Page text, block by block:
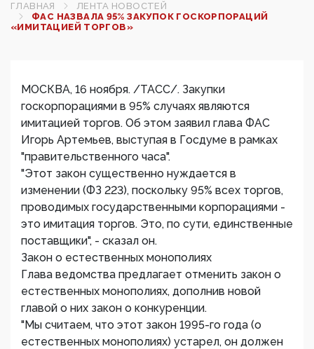
ГЛАВНАЯ
ЛЕНТА НОВОСТЕЙ
ФАС НАЗВАЛА 95% ЗАКУПОК ГОСКОРПОРАЦИЙ
«ИМИТАЦИЕЙ ТОРГОВ»
МОСКВА, 16 ноября. /ТАСС/. Закупки
госкорпорациями в 95% случаях являются
имитацией торгов. Об этом заявил глава ФАС
Игорь Артемьев, выступая в Госдуме в рамках
"правительственного часа".
"Этот закон существенно нуждается в
изменении (ФЗ 223), поскольку 95% всех торгов,
проводимых государственными корпорациями -
это имитация торгов. Это, по сути, единственные
поставщики", - сказал он.
Закон о естественных монополиях
Глава ведомства предлагает отменить закон о
естественных монополиях, дополнив новой
главой о них закон о конкуренции.
"Мы считаем, что этот закон 1995-го года (о
естественных монополиях) устарел, он должен